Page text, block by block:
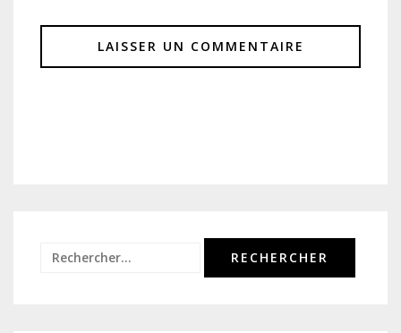
Rechercher :